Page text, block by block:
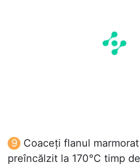
Coaceți flanul
preîncălzit la 170°C timp